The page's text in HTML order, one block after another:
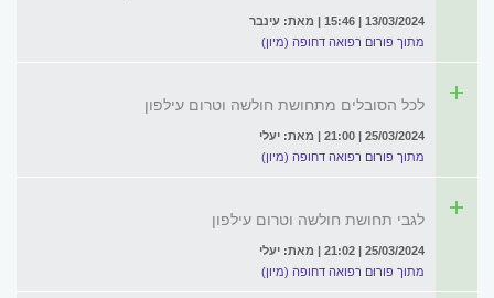
13/03/2024 | 15:46 | מאת: עינבר
מתוך פורום רפואה דחופה (מיון)
לכל הסובלים מתחושת חולשה וטרום עילפון
25/03/2024 | 21:00 | מאת: יעלי
מתוך פורום רפואה דחופה (מיון)
לגבי תחושת חולשה וטרום עילפון
25/03/2024 | 21:02 | מאת: יעלי
מתוך פורום רפואה דחופה (מיון)